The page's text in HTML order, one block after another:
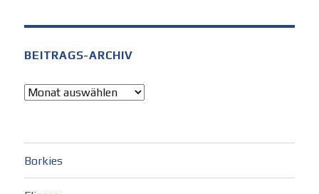
BEITRAGS-ARCHIV
Beitrags-
Borkies